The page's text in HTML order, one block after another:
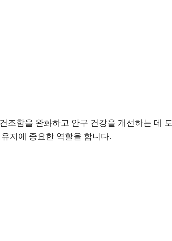
조함을 완화하고 안구 건강을 개선하는 데 도
지에 중요한 역할을 합니다.